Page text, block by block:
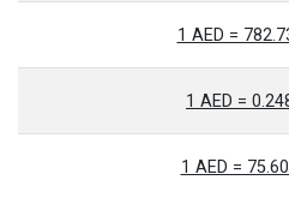
1 AED =
1 AED =
1 AED =